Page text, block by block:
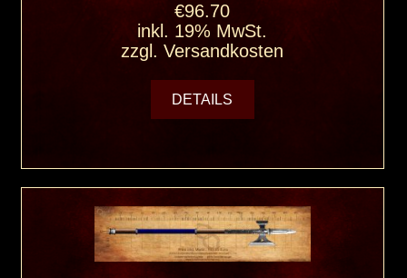
€96.70
inkl. 19% MwSt.
zzgl.Versandkosten
DETAILS